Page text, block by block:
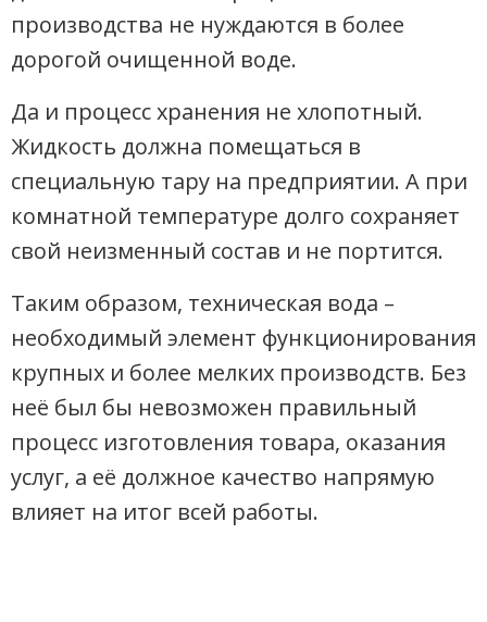
производства не нуждаются в более
дорогой очищенной воде.
Да и процесс хранения не хлопотный.
Жидкость должна помещаться в
специальную тару на предприятии. А при
комнатной температуре долго сохраняет
свой неизменный состав и не портится.
Таким образом, техническая вода –
необходимый элемент функционирования
крупных и более мелких производств. Без
неё был бы невозможен правильный
процесс изготовления товара, оказания
услуг, а её должное качество напрямую
влияет на итог всей работы.